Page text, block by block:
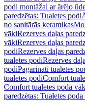
podi montāžai ar ārējo
paredzētas: Tualetes podi
no sanitārās keramikas
vākiRezerves daļas
vākiRezerves daļas
podiRezerves daļas
tualetes podiRezerves
podiPagarināti tualetes
tualetes podiComfort
Comfort tualetes poda
paredzētas: Tualetes